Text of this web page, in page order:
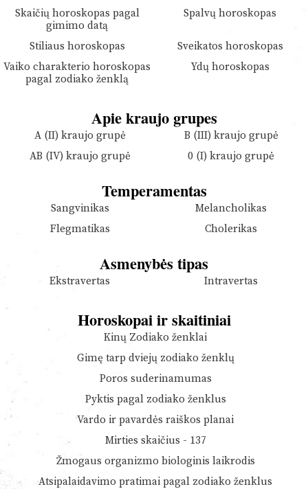
Skaičių horoskopas pagal
gimimo datą
Spalvų horoskopas
Stiliaus horoskopas
Sveikatos horoskopas
Vaiko charakterio horoskopas
pagal zodiako ženklą
Ydų horoskopas
Apie kraujo grupes
A (II) kraujo grupė
B (III) kraujo grupė
AB (IV) kraujo grupė
0 (I) kraujo grupė
Temperamentas
Sangvinikas
Melancholikas
Flegmatikas
Cholerikas
Asmenybės tipas
Ekstravertas Intravertas
Horoskopai ir skaitiniai
Kinų Zodiako ženklai
Gimę tarp dviejų zodiako ženklų
Poros suderinamumas
Pyktis pagal zodiako ženklus
Vardo ir pavardės raiškos planai
Mirties skaičius - 137
Žmogaus organizmo biologinis laikrodis
Atsipalaidavimo pratimai pagal zodiako ženklus